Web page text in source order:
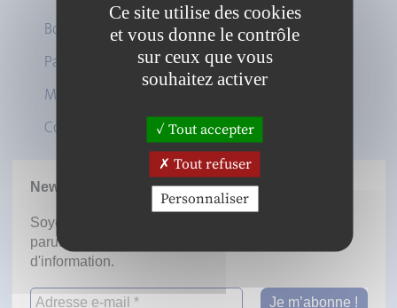
Boutique
Panier
Mon compte
Contact
Newsletter
Soyez informé dès la mise en ligne des prochaines
parutions en vous inscrivant à notre lettre
d'information.
Ce site utilise des cookies
et vous donne le contrôle
sur ceux que vous
souhaitez activer
Tout accepter
Tout refuser
Personnaliser